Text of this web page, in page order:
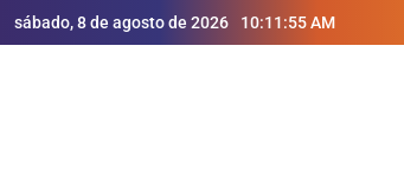
sábado, 8 de agosto de 2026 10:11:56 AM